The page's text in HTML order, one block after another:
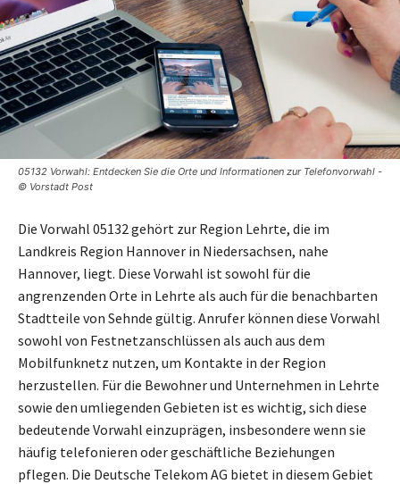
05132 Vorwahl: Entdecken Sie die Orte und Informationen zur Telefonvorwahl -
© Vorstadt Post
Die Vorwahl 05132 gehört zur Region Lehrte, die im
Landkreis Region Hannover in Niedersachsen, nahe
Hannover, liegt. Diese Vorwahl ist sowohl für die
angrenzenden Orte in Lehrte als auch für die benachbarten
Stadtteile von Sehnde gültig. Anrufer können diese Vorwahl
sowohl von Festnetzanschlüssen als auch aus dem
Mobilfunknetz nutzen, um Kontakte in der Region
herzustellen. Für die Bewohner und Unternehmen in Lehrte
sowie den umliegenden Gebieten ist es wichtig, sich diese
bedeutende Vorwahl einzuprägen, insbesondere wenn sie
häufig telefonieren oder geschäftliche Beziehungen
pflegen. Die Deutsche Telekom AG bietet in diesem Gebiet